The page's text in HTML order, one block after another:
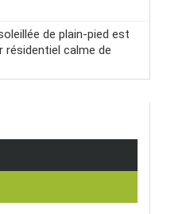
de plain-pied est
résidentiel calme de